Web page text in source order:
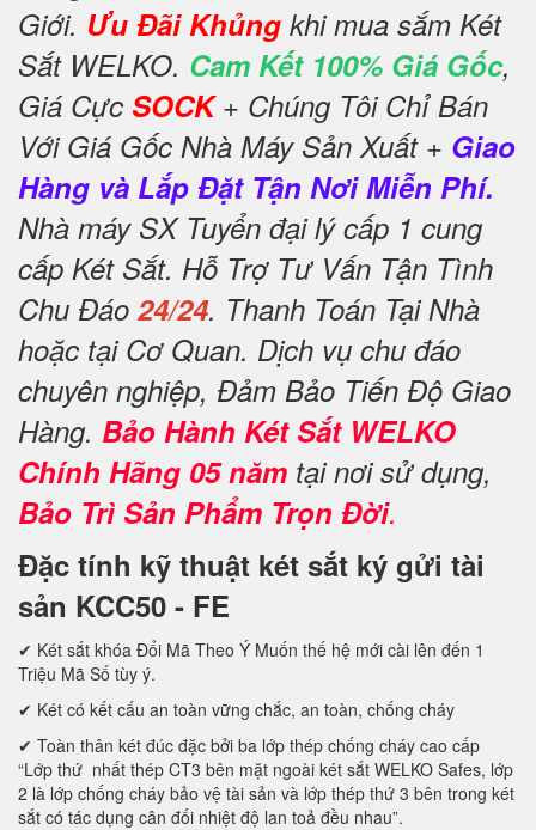
Giới. Ưu Đãi Khủng khi mua sắm Két
Sắt WELKO. Cam Kết 100% Giá Gốc,
Giá Cực SOCK+ Chúng Tôi Chỉ Bán
Với Giá Gốc Nhà Máy Sản Xuất + Giao
Hàng và Lắp Đặt Tận Nơi Miễn Phí.
Nhà máy SX Tuyển đại lý cấp 1 cung
cấp Két Sắt. Hỗ Trợ Tư Vấn Tận Tình
Chu Đáo 24/24. Thanh Toán Tại Nhà
hoặc tại Cơ Quan. Dịch vụ chu đáo
chuyên nghiệp, Đảm Bảo Tiến Độ Giao
Hàng. Bảo Hành Két Sắt WELKO
Chính Hãng 05 năm tại nơi sử dụng,
Bảo Trì Sản Phẩm Trọn Đời.
Đặc tính kỹ thuật két sắt ký gửi tài
sản KCC50 - FE
✔ Két sắt khóa Đổi Mã Theo Ý Muốn thế hệ mới cài lên đến 1
Triệu Mã Số tùy ý.
✔ Két có kết cấu an toàn vững chắc, an toàn, chống cháy
✔ Toàn thân két đúc đặc bởi ba lớp thép chống cháy cao cấp
“Lớp thứ nhất thép CT3 bên mặt ngoài két sắt WELKO Safes, lớp
2 là lớp chống cháy bảo vệ tài sản và lớp thép thứ 3 bên trong két
sắt có tác dụng cân đối nhiệt độ lan toả đều nhau”.